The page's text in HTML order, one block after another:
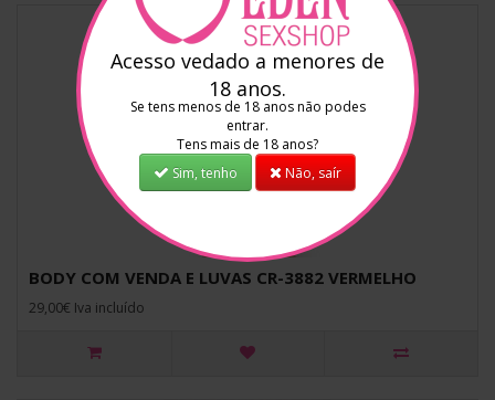
BODY COM VENDA E LUVAS CR-3882 VERMELHO
29,00€ Iva incluído
Acesso vedado a menores de
18 anos.
Se tens menos de 18 anos não podes
entrar.
Tens mais de 18 anos?
Sim, tenho
Não, saír